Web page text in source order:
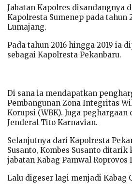
Jabatan Kapolres disandangnya
Kapolresta Sumenep pada tahun
Lumajang.
Pada tahun 2016 hingga 2019 ia
sebagai Kapolresta Pekanbaru.
Di sana ia mendapatkan
Pembangunan Zona Integritas
Korupsi (WBK). Juga
Jenderal Tito Karnavian.
Selanjutnya dari Kapolresta
Susanto, Kombes Susanto ditarik
jabatan Kabag Pamwal
Lalu digeser lagi menjadi Kabag